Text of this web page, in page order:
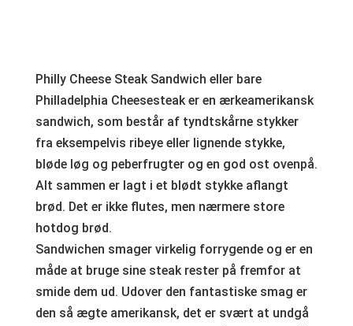
Philly Cheese Steak Sandwich eller bare
Philladelphia Cheesesteak er en ærkeamerikansk
sandwich, som består af tyndtskårne stykker
fra eksempelvis ribeye eller lignende stykke,
bløde løg og peberfrugter og en god ost ovenpå.
Alt sammen er lagt i et blødt stykke aflangt
brød. Det er ikke flutes, men nærmere store
hotdog brød.
Sandwichen smager virkelig forrygende og er en
måde at bruge sine steak rester på fremfor at
smide dem ud. Udover den fantastiske smag er
den så ægte amerikansk, det er svært at undgå